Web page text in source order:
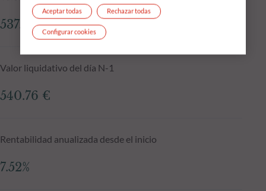
537.77 €
Valor liquidativo del día N-1
540.76 €
Rentabilidad anualizada desde el inicio
7.52%
Rechazar todas
Aceptar todas
Configurar cookies